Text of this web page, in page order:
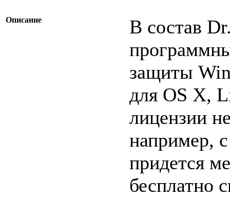
Описание
В состав
защиты
для OS X,
лицензии
например,
придется
бесплатно